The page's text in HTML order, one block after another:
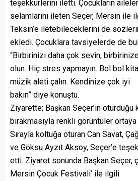
teşekkürlerini iletti. Çocukların
selamlarını ileten Seçer, Mersin ile
Teksin’e iletebileceklerini de
ekledi. Çocuklara tavsiyelerde de
“Birbirinizi daha çok sevin, birbirinize
olun. Hiç stres yapmayın. Bol bol
müzik aleti çalın. Kendinize çok iyi
bakın” diye konuştu.
Ziyarette; Başkan Seçer’in oturduğu
bırakmasıyla renkli görüntüler ortaya
Sırayla koltuğa oturan Can Savat,
ve Göksu Ayzıt Aksoy, Seçer’e
etti. Ziyaret sonunda Başkan Seçer,
Mersin Çocuk Festivali’ ile ilgili